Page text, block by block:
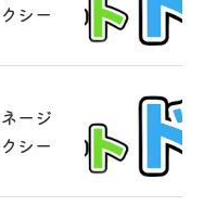
シー
ージ
シー